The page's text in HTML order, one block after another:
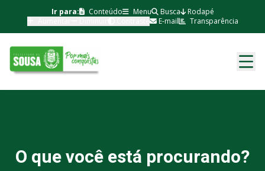
Ir para: Conteúdo Menu Busca Rodapé
E-mail Transparência
O que você está procurando?